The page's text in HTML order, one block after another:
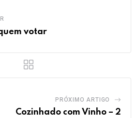
votar
PRÓXIMO ARTIGO
Cozinhado com Vinho – 2